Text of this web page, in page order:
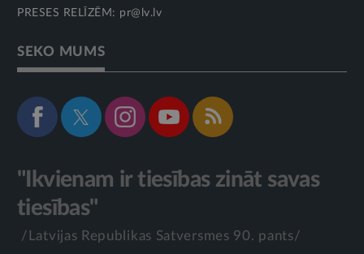
PRESES RELĪZĒM: pr@lv.lv
SEKO MUMS
"Ikvienam ir tiesības zināt savas
tiesības"
/Latvijas Republikas Satversmes 90. pants/